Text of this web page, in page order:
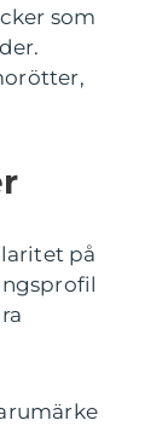
som
på